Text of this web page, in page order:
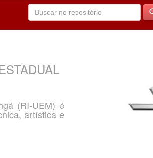
(RI-UEM) é
artística e